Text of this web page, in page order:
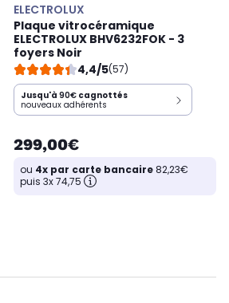
ELECTROLUX
Plaque vitrocéramique
ELECTROLUX BHV6232FOK - 3
foyers Noir
4,4/5(57)
Jusqu'à 90€ cagnottés
nouveaux adhérents
299,00€
ou 4x par carte bancaire82,23€
puis 3x 74,75